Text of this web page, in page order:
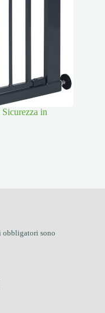
in
obbligatori sono